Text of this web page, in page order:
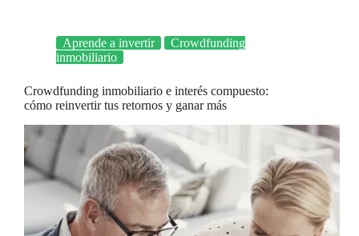
Aprende a invertir
Crowdfunding
inmobiliario
Crowdfunding inmobiliario e interés compuesto:
cómo reinvertir tus retornos y ganar más